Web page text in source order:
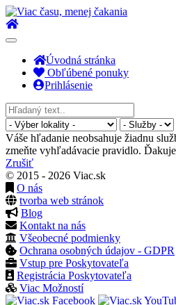
Toggle
navigationÚvodná stránka
Obľúbené ponuky
Prihlásenie
Váše hľadanie neobsahuje žiadnu
zmeňte vyhľadávacie pravidlo.
Zrušiť
© 2015 - 2026 Viac.sk
O nás
tvorba web stránok
Blog
Kontakt na nás
Všeobecné podmienky
Ochrana osobných údajov - GDPR
Vstup pre Poskytovateľa
Registrácia Poskytovateľa
Viac Možností